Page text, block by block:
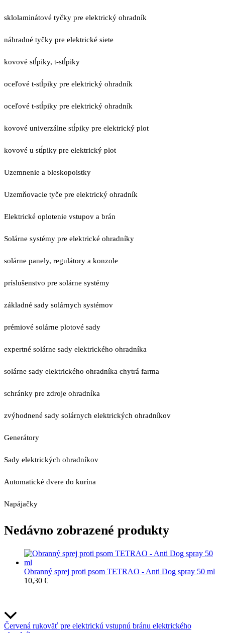
sklolaminátové tyčky pre elektrický ohradník
náhradné tyčky pre elektrické siete
kovové stĺpiky, t-stĺpiky
oceľové t-stĺpiky pre elektrický ohradník
oceľové t-stĺpiky pre elektrický ohradník
kovové univerzálne stĺpiky pre elektrický plot
kovové u stĺpiky pre elektrický plot
Uzemnenie a bleskopoistky
Uzemňovacie tyče pre elektrický ohradník
Elektrické oplotenie vstupov a brán
Solárne systémy pre elektrické ohradníky
solárne panely, regulátory a konzole
príslušenstvo pre solárne systémy
základné sady solárnych systémov
prémiové solárne plotové sady
expertné solárne sady elektrického ohradníka
solárne sady elektrického ohradníka chytrá farma
schránky pre zdroje ohradníka
zvýhodnené sady solárnych elektrických ohradníkov
Generátory
Sady elektrických ohradníkov
Automatické dvere do kurína
Napájačky
Nedávno zobrazené produkty
Obranný sprej proti psom TETRAO - Anti Dog spray 50 ml
10,30 €
Červená rukoväť pre elektrickú vstupnú bránu elektrického